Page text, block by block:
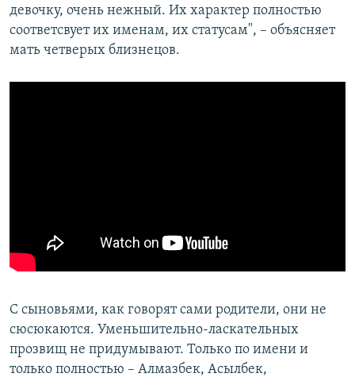
девочку, очень нежный. Их характер полностью
соответсвует их именам, их статусам", – объясняет
мать четверых близнецов.
С сыновьями, как говорят сами родители, они не
сюсюкаются. Уменьшительно-ласкательных
прозвищ не придумывают. Только по имени и
только полностью – Алмазбек, Асылбек,